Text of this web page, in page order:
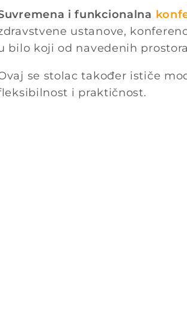
i funkcionalna
ustanove,
bilo koji od navedenih
se stolac također ističe
i praktičnost.